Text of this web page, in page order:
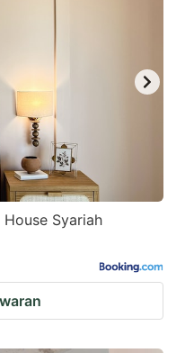
Syariah